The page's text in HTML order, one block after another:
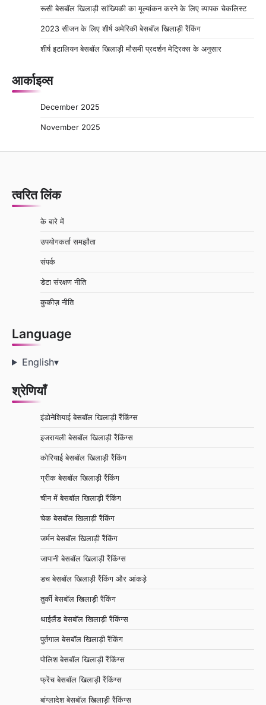
रूसी बेसबॉल खिलाड़ी सांख्यिकी का मूल्यांकन करने के लिए व्यापक चेकलिस्ट
2023 सीजन के लिए शीर्ष अमेरिकी बेसबॉल खिलाड़ी रैंकिंग
शीर्ष इटालियन बेसबॉल खिलाड़ी मौसमी प्रदर्शन मेट्रिक्स के अनुसार
आर्काइव्स
December 2025
November 2025
त्वरित लिंक
के बारे में
उपयोगकर्ता समझौता
संपर्क
डेटा संरक्षण नीति
कुकीज़ नीति
Language
English▾
श्रेणियाँ
इंडोनेशियाई बेसबॉल खिलाड़ी रैंकिंग्स
इजरायली बेसबॉल खिलाड़ी रैंकिंग्स
कोरियाई बेसबॉल खिलाड़ी रैंकिंग
ग्रीक बेसबॉल खिलाड़ी रैंकिंग
चीन में बेसबॉल खिलाड़ी रैंकिंग
चेक बेसबॉल खिलाड़ी रैंकिंग
जर्मन बेसबॉल खिलाड़ी रैंकिंग
जापानी बेसबॉल खिलाड़ी रैंकिंग्स
डच बेसबॉल खिलाड़ी रैंकिंग और आंकड़े
तुर्की बेसबॉल खिलाड़ी रैंकिंग
थाईलैंड बेसबॉल खिलाड़ी रैंकिंग्स
पुर्तगाल बेसबॉल खिलाड़ी रैंकिंग
पोलिश बेसबॉल खिलाड़ी रैंकिंग्स
फ्रेंच बेसबॉल खिलाड़ी रैंकिंग्स
बांग्लादेश बेसबॉल खिलाड़ी रैंकिंग्स